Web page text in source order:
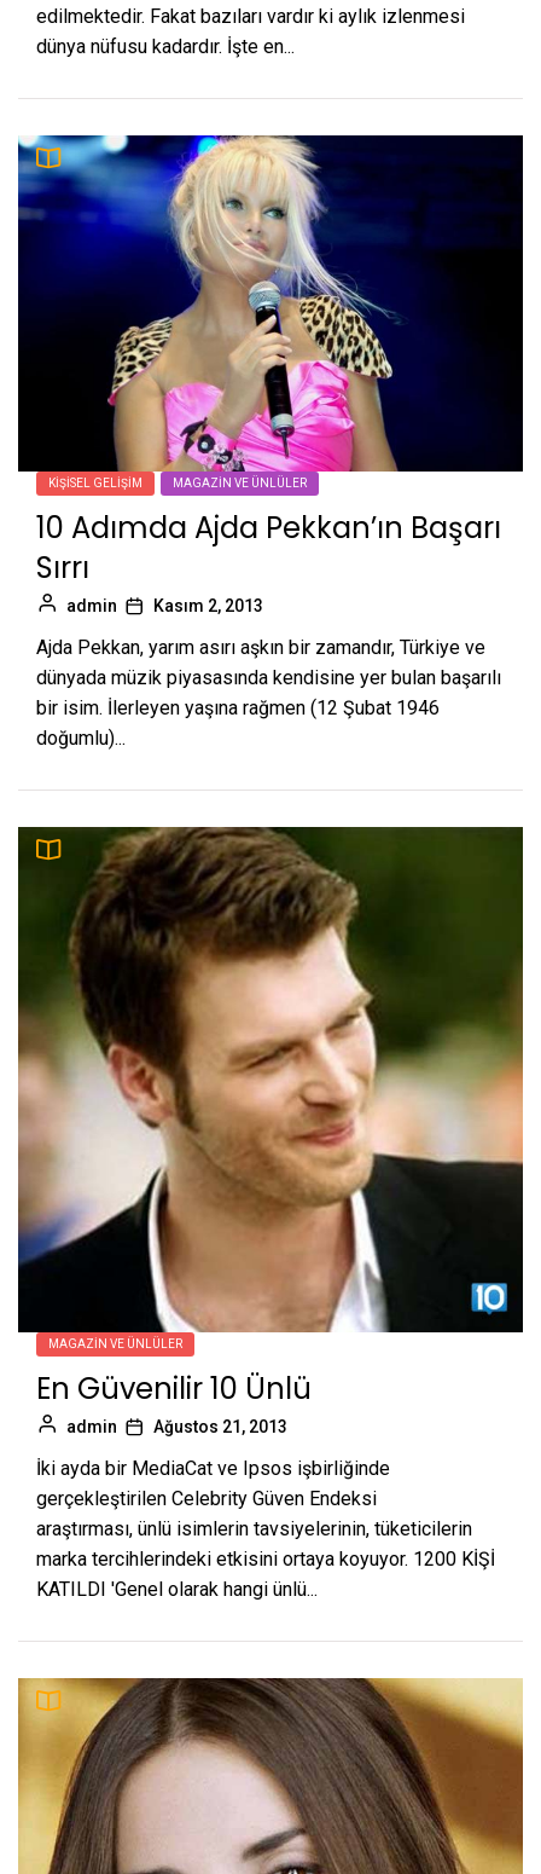
edilmektedir. Fakat bazıları vardır ki aylık izlenmesi
dünya nüfusu kadardır. İşte en...
KIŞISEL GELIŞIM MAGAZIN VE ÜNLÜLER
10 Adımda Ajda Pekkan’ın Başarı
Sırrı
admin Kasım 2, 2013
Ajda Pekkan, yarım asırı aşkın bir zamandır, Türkiye ve
dünyada müzik piyasasında kendisine yer bulan başarılı
bir isim. İlerleyen yaşına rağmen (12 Şubat 1946
doğumlu)...
MAGAZIN VE ÜNLÜLER
En Güvenilir 10 Ünlü
admin Ağustos 21, 2013
İki ayda bir MediaCat ve Ipsos işbirliğinde
gerçekleştirilen Celebrity Güven Endeksi
araştırması, ünlü isimlerin tavsiyelerinin, tüketicilerin
marka tercihlerindeki etkisini ortaya koyuyor. 1200 KİŞİ
KATILDI 'Genel olarak hangi ünlü...